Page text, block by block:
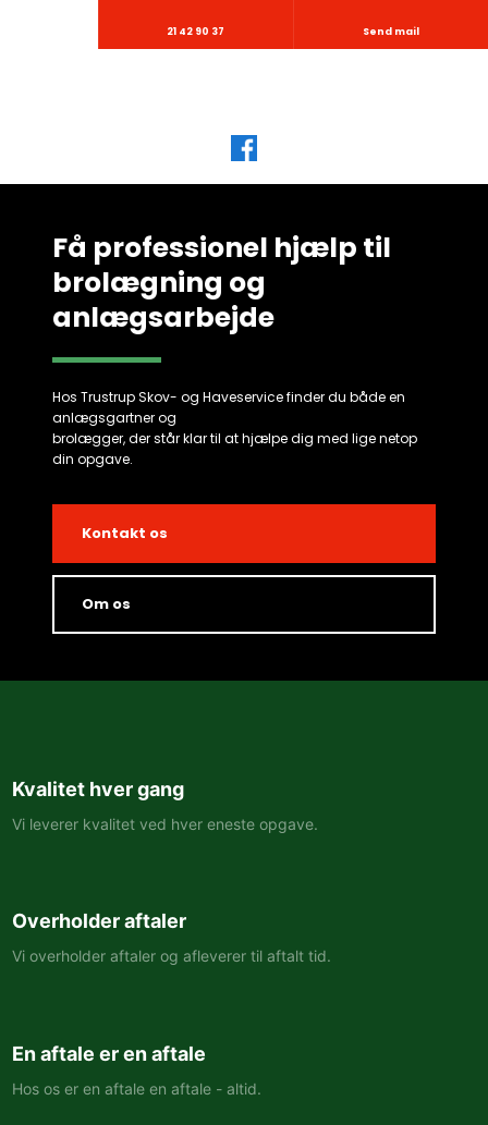
21 42 90 37 Send mail
Få professionel hjælp ​til
​brolægning og
anlægsarbejde
Hos Trustrup Skov- og Haveservice finder du både en
anlægsgartner ​og
​brolægger, der står klar til at hjælpe dig med lige netop
din opgave.
Kontakt os
Om os
Kvalitet hver gang
Vi leverer kvalitet ved hver eneste opgave.
Overholder aftaler
Vi overholder aftaler og afleverer til aftalt tid.
En aftale er en aftale
Hos os er en aftale en aftale - altid.